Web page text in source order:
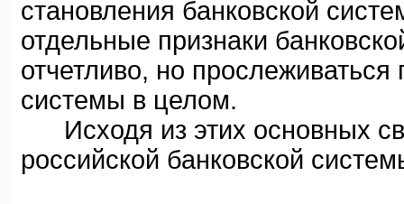
становления банковской
отдельные признаки
отчетливо, но
системы в целом.
Исходя из этих основных
российской банковской